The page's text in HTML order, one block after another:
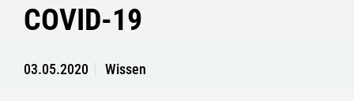
COVID-19
03.05.2020 Wissen